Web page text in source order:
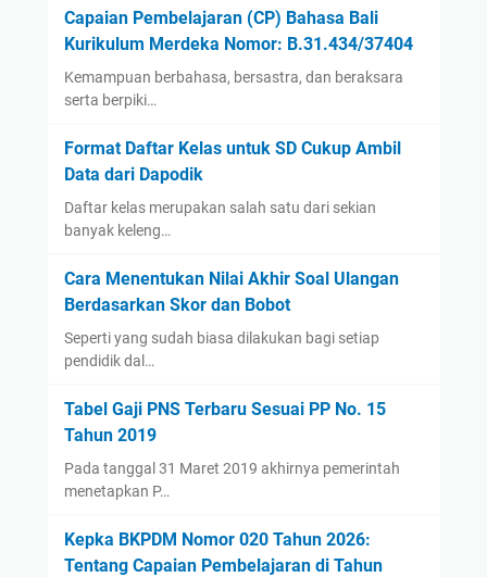
Capaian Pembelajaran (CP) Bahasa Bali
Kurikulum Merdeka Nomor: B.31.434/37404
Kemampuan berbahasa, bersastra, dan beraksara
serta berpiki…
Format Daftar Kelas untuk SD Cukup Ambil
Data dari Dapodik
Daftar kelas merupakan salah satu dari sekian
banyak keleng…
Cara Menentukan Nilai Akhir Soal Ulangan
Berdasarkan Skor dan Bobot
Seperti yang sudah biasa dilakukan bagi setiap
pendidik dal…
Tabel Gaji PNS Terbaru Sesuai PP No. 15
Tahun 2019
Pada tanggal 31 Maret 2019 akhirnya pemerintah
menetapkan P…
Kepka BKPDM Nomor 020 Tahun 2026:
Tentang Capaian Pembelajaran di Tahun